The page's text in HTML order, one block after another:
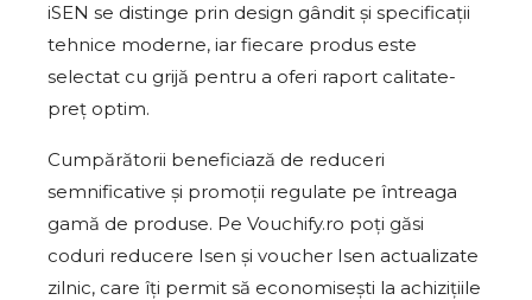
iSEN se distinge prin design gândit și specificații
tehnice moderne, iar fiecare produs este
selectat cu grijă pentru a oferi raport calitate-
preț optim.
Cumpărătorii beneficiază de reduceri
semnificative și promoții regulate pe întreaga
gamă de produse. Pe Vouchify.ro poți găsi
coduri reducere Isen și voucher Isen actualizate
zilnic, care îți permit să economisești la achizițiile